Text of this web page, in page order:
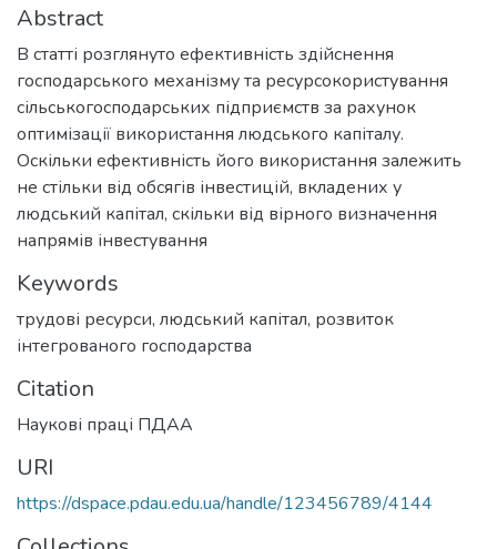
Abstract
В статті розглянуто ефективність здійснення
господарського механізму та ресурсокористування
сільськогосподарських підприємств за рахунок
оптимізації використання людського капіталу.
Оскільки ефективність його використання залежить
не стільки від обсягів інвестицій, вкладених у
людський капітал, скільки від вірного визначення
напрямів інвестування
Keywords
трудові ресурси, людський капітал, розвиток
інтегрованого господарства
Citation
Наукові праці ПДАА
URI
https://dspace.pdau.edu.ua/handle/123456789/4144